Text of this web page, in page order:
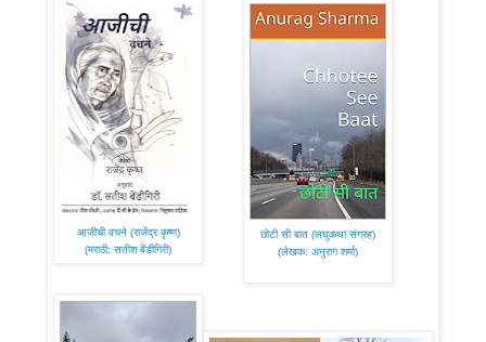
आजीची वचने (राजेंद्र कृष्ण)
(मराठी: सतीश बेंडीगिरी)
छोटी सी बात (लघुकथा संग्रह)
(लेखक: अनुराग शर्मा)